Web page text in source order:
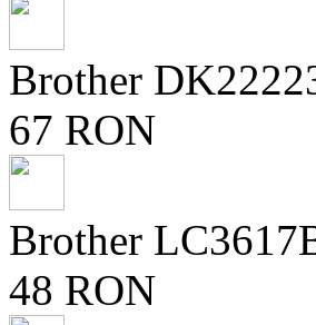
Brother
67 RON
Brother
48 RON